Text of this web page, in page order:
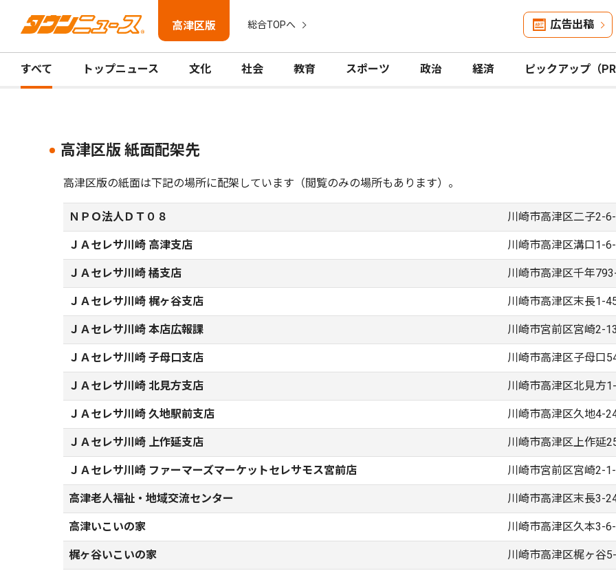
高津区版 総合TOPへ 広告出稿
すべて トップニュース 文化 社会 教育 スポーツ 政治 経済 ピックアップ（PR
高津区版 紙面配架先
高津区版の紙面は下記の場所に配架しています（閲覧のみの場所もあります）。
ＮＰＯ法人ＤＴ０８ 川崎市高津区二子2-
ＪＡセレサ川崎 高津支店 川崎市高津区溝口1-
ＪＡセレサ川崎 橘支店 川崎市高津区千年
ＪＡセレサ川崎 梶ヶ谷支店 川崎市高津区末長1-
ＪＡセレサ川崎 本店広報課 川崎市宮前区宮崎2-
ＪＡセレサ川崎 子母口支店 川崎市高津区子母口
ＪＡセレサ川崎 北見方支店 川崎市高津区北見方
ＪＡセレサ川崎 久地駅前支店 川崎市高津区久地4-
ＪＡセレサ川崎 上作延支店 川崎市高津区上作延
ＪＡセレサ川崎 ファーマーズマーケットセレサモス宮前店 川崎市宮前区宮崎2-
高津老人福祉・地域交流センター 川崎市高津区末長3-
高津いこいの家 川崎市高津区久本3-
梶ヶ谷いこいの家 川崎市高津区梶ヶ谷